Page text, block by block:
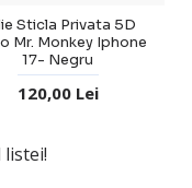
Sticla Privata 5D
Mr. Monkey Iphone
17- Negru
120,00 Lei